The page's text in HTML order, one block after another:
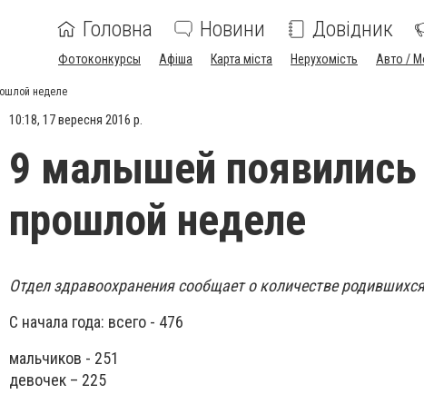
Головна Новини Довідник
Фотоконкурсы Афіша Карта міста Нерухомість Авто /
неделе
10:18, 17 вересня 2016 р.
9 малышей появились
прошлой неделе
Отдел здравоохранения сообщает о количестве
С начала года: всего - 476
мальчиков - 251
девочек – 225